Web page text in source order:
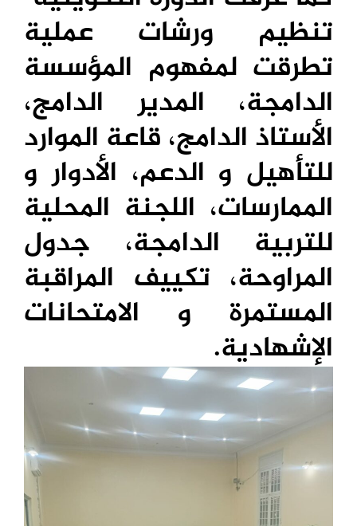
تنظيم ورشات عملية
تطرقت لمفهوم المؤسسة
الدامجة، المدير الدامج،
الأستاذ الدامج، قاعة الموارد
للتأهيل و الدعم، الأدوار و
الممارسات، اللجنة المحلية
للتربية الدامجة، جدول
المراوحة، تكييف المراقبة
المستمرة و الامتحانات
الإشهادية.